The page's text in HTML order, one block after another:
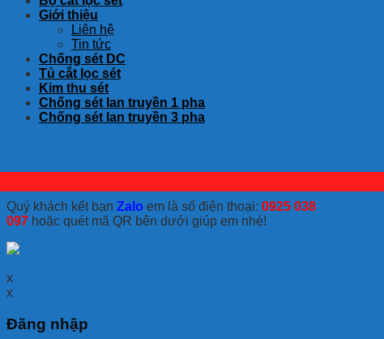
Giới thiệu
Liên hệ
Tin tức
Chống sét DC
Tủ cắt lọc sét
Kim thu sét
Chống sét lan truyền 1 pha
Chống sét lan truyền 3 pha
Quý khách kết bạn Zalo em là số điện thoại: 0925 038
097 hoặc quét mã QR bên dưới giúp em nhé!
x
x
Đăng nhập